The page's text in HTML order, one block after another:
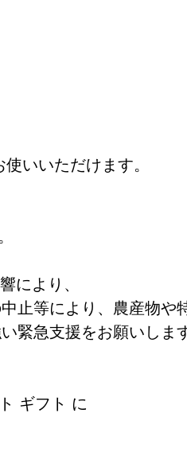
いいただけます。
により、
等により、農産物や
緊急支援をお願いしま
ギフト に